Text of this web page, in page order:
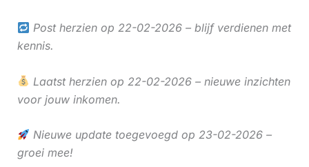
Post herzien op 22-02-2026 – blijf verdienen met
kennis.
Laatst herzien op 22-02-2026 – nieuwe inzichten
voor jouw inkomen.
Nieuwe update toegevoegd op 23-02-2026 –
groei mee!